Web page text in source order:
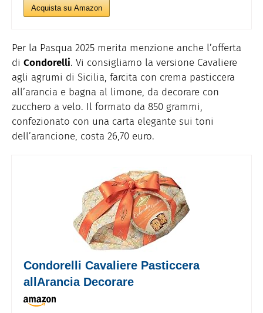
Acquista su Amazon
Per la Pasqua 2025 merita menzione anche l’offerta
di Condorelli. Vi consigliamo la versione Cavaliere
agli agrumi di Sicilia, farcita con crema pasticcera
all’arancia e bagna al limone, da decorare con
zucchero a velo. Il formato da 850 grammi,
confezionato con una carta elegante sui toni
dell’arancione, costa 26,70 euro.
Condorelli Cavaliere Pasticcera
allArancia Decorare